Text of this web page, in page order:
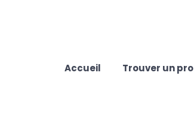
Accueil Trouver un pro